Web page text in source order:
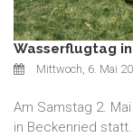
Wasserflugtag
Mittwoch, 6. Mai
Am Samstag 2.
in Beckenried